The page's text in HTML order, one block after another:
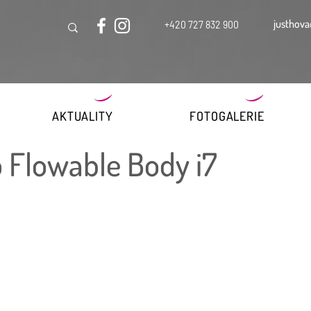
+420 727 832 900
Flowable Body i7
AKTUALITY FOTOGALERIE